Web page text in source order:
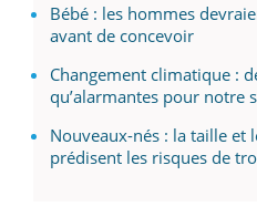
Bébé : les hommes
avant de concevoir
Changement climatique :
qu’alarmantes pour notre
Nouveaux-nés : la taille et
prédisent les risques de